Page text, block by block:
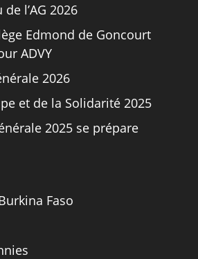
l’AG 2026
Edmond de Goncourt
ADVY
2026
et de la Solidarité 2025
2025 se prépare
Faso